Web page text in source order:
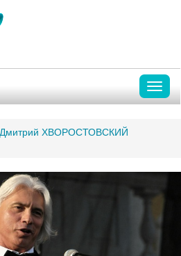
Дмитрий ХВОРОСТОВСКИЙ